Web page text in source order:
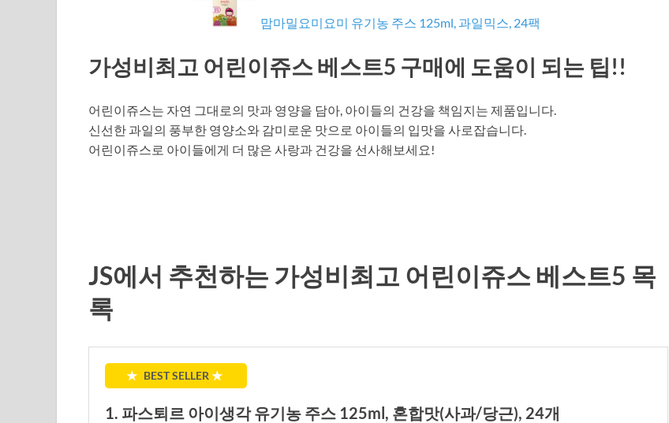
맘마밀요미요미 유기농 주스 125ml, 과일믹스, 24팩
가성비최고 어린이쥬스 베스트5 구매에 도움이 되는 팁!!
어린이쥬스는 자연 그대로의 맛과 영양을 담아, 아이들의 건강을 책임지는 제품입니다.
신선한 과일의 풍부한 영양소와 감미로운 맛으로 아이들의 입맛을 사로잡습니다.
어린이쥬스로 아이들에게 더 많은 사랑과 건강을 선사해보세요!
JS에서 추천하는 가성비최고 어린이쥬스 베스트5 목
록
★ BEST SELLER ★
1. 파스퇴르 아이생각 유기농 주스 125ml, 혼합맛(사과/당근), 24개